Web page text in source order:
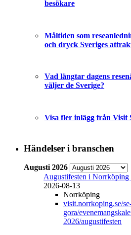
besökare
Måltiden som
och dryck Sveriges
Vad längtar dagens
väljer de Sverige?
Visa fler inlägg från Visit
Händelser i branschen
Augusti 2026
Augustifesten i Norrköping
2026-08-13
Norrköping
visit.norrkoping.se/
gora/
2026/augustifesten